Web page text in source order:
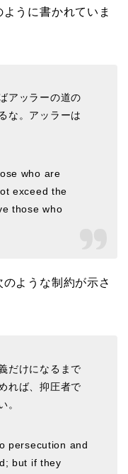
うに書かれていま
アッラーの道の
な。アッラーは
who are
exceed the
those who
ような制約が示さ
だけになるまで
れば、抑圧者で
。
persecution and
but if they